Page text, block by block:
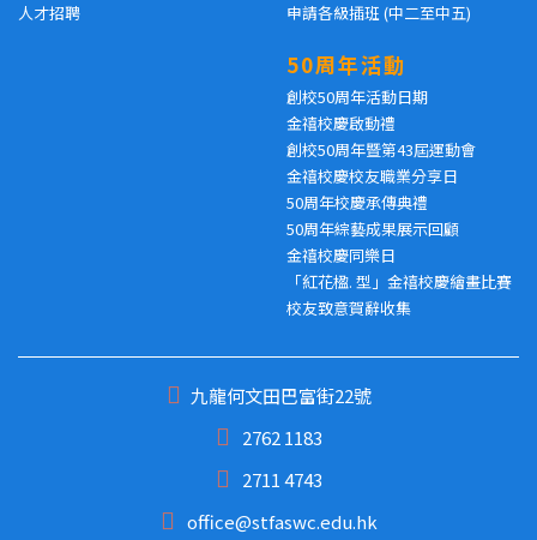
人才招聘
申請各級插班 (中二至中五)
50周年活動
創校50周年活動日期
金禧校慶啟動禮
創校50周年暨第43屆運動會
金禧校慶校友職業分享日
50周年校慶承傳典禮
50周年綜藝成果展示回顧
金禧校慶同樂日
「紅花楹. 型」金禧校慶繪畫比賽
校友致意賀辭收集
九龍何文田巴富街22號
2762 1183
2711 4743
office@stfaswc.edu.hk